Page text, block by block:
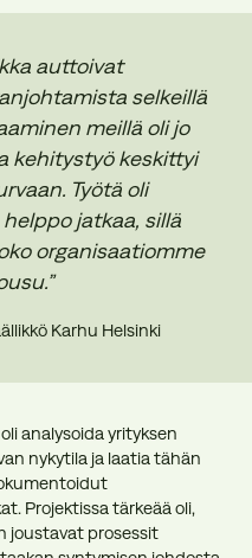
auttoivat
selkeillä
meillä oli jo
kehitystyö keskittyi
Työtä oli
jatkaa, sillä
organisaatiomme
Karhu Helsinki
analysoida yrityksen
nykytila ja laatia tähän
Projektissa tärkeää oli,
joustavat prosessit